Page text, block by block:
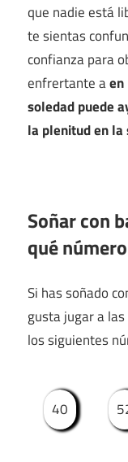
que nadie está
te sientas
confianza para
enfrertante a
soledad puede
la plenitud en la
Soñar con
qué
Si has soñado
gusta jugar a
los siguientes
40